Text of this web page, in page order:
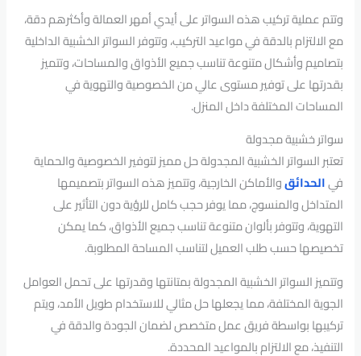
وتتم عملية تركيب هذه السواتر على أيدي أمهر العمالة وأكثرهم دقة،
مع الالتزام بالدقة في مواعيد التركيب، وتتوفر السواتر الخشبية الداخلية
بتصاميم وأشكال متنوعة تناسب جميع الأذواق والمساحات، وتتميز
بقدرتها على توفير مستوى عالي من الخصوصية والتهوية في
المساحات المختلفة داخل المنزل.
سواتر خشبية مجدولة
تعتبر السواتر الخشبية المجدولة حل مميز لتوفير الخصوصية والحماية
فيالحدائقوالأماكن الخارجية، وتتميز هذه السواتر بتصميمها
المتداخل والمنسوج، مما يوفر حجب كامل للرؤية دون التأثير على
التهوية، وتتوفر بألوان متنوعة تناسب جميع الأذواق، كما يمكن
تخصيصها حسب طلب العميل لتناسب المساحة المطلوبة.
وتتميز السواتر الخشبية المجدولة بمتانتها وقدرتها على تحمل العوامل
الجوية المختلفة، مما يجعلها حل مثالي للاستخدام طويل الأمد، ويتم
تركيبها بواسطة فريق عمل متخصص لضمان الجودة والدقة في
التنفيذ، مع الالتزام بالمواعيد المحددة.